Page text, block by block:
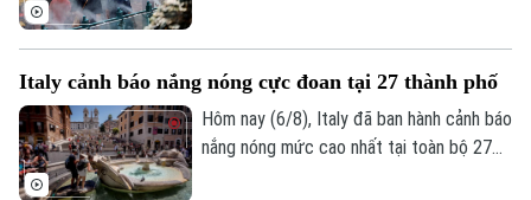
Chuyên mục
Thời sự
báo đạt đỉnh tại thủ đô Seoul trong ngày
6/8, với nhiệt độ có thể lên tới 39 độ C.
Thời tiết cực đoan này đến nay đã khiến
Italy cảnh báo nắng nóng cực đoan tại 27 thành phố
Hôm nay (6/8), Italy đã ban hành cảnh báo
nắng nóng mức cao nhất tại toàn bộ 27